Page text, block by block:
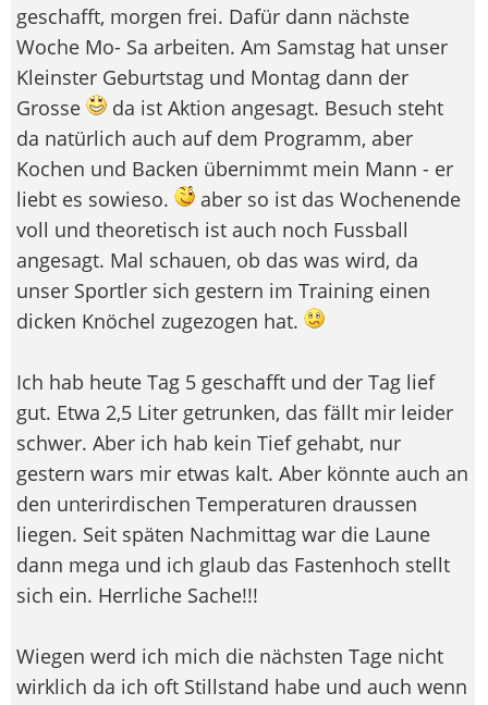
geschafft, morgen frei. Dafür dann nächste
Woche Mo- Sa arbeiten. Am Samstag hat unser
Kleinster Geburtstag und Montag dann der
Grosse
da ist Aktion angesagt. Besuch steht
da natürlich auch auf dem Programm, aber
Kochen und Backen übernimmt mein Mann - er
liebt es sowieso.
aber so ist das Wochenende
voll und theoretisch ist auch noch Fussball
angesagt. Mal schauen, ob das was wird, da
unser Sportler sich gestern im Training einen
dicken Knöchel zugezogen hat.
Ich hab heute Tag 5 geschafft und der Tag lief
gut. Etwa 2,5 Liter getrunken, das fällt mir leider
schwer. Aber ich hab kein Tief gehabt, nur
gestern wars mir etwas kalt. Aber könnte auch an
den unterirdischen Temperaturen draussen
liegen. Seit späten Nachmittag war die Laune
dann mega und ich glaub das Fastenhoch stellt
sich ein. Herrliche Sache!!!
Wiegen werd ich mich die nächsten Tage nicht
wirklich da ich oft Stillstand habe und auch wenn